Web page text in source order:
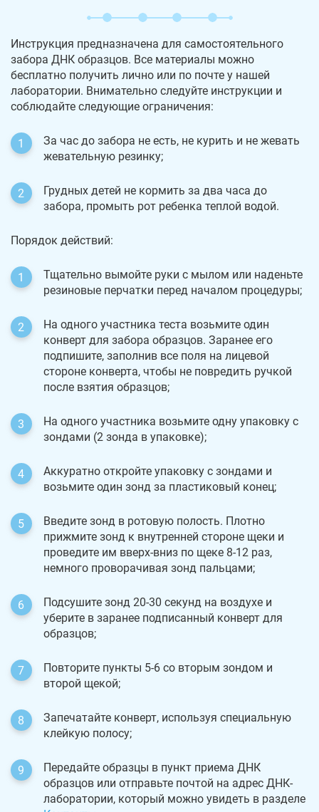
Инструкция предназначена для самостоятельного
забора ДНК образцов. Все материалы можно
бесплатно получить лично или по почте у нашей
лаборатории. Внимательно следуйте инструкции и
соблюдайте следующие ограничения:
За час до забора не есть, не курить и не жевать
жевательную резинку;
Грудных детей не кормить за два часа до
забора, промыть рот ребенка теплой водой.
Порядок действий:
Тщательно вымойте руки с мылом или наденьте
резиновые перчатки перед началом процедуры;
На одного участника теста возьмите один
конверт для забора образцов. Заранее его
подпишите, заполнив все поля на лицевой
стороне конверта, чтобы не повредить ручкой
после взятия образцов;
На одного участника возьмите одну упаковку с
зондами (2 зонда в упаковке);
Аккуратно откройте упаковку с зондами и
возьмите один зонд за пластиковый конец;
Введите зонд в ротовую полость. Плотно
прижмите зонд к внутренней стороне щеки и
проведите им вверх-вниз по щеке 8-12 раз,
немного проворачивая зонд пальцами;
Подсушите зонд 20-30 секунд на воздухе и
уберите в заранее подписанный конверт для
образцов;
Повторите пункты 5-6 со вторым зондом и
второй щекой;
Запечатайте конверт, используя специальную
клейкую полосу;
Передайте образцы в пункт приема ДНК
образцов или отправьте почтой на адрес ДНК-
лаборатории, который можно увидеть в разделе